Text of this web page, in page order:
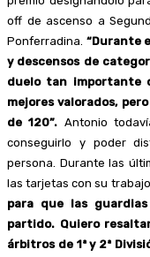
off de ascenso a
Ponferradina. “Durante
y descensos de
duelo tan importante
mejores valorados,
de 120”. Antonio
conseguirlo y poder
persona. Durante las
las tarjetas con su
para que las
partido. Quiero
árbitros de 1ª y 2ª